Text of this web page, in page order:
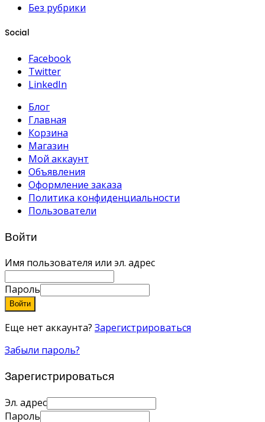
Без рубрики
Social
Facebook
Twitter
LinkedIn
Блог
Главная
Корзина
Магазин
Мой аккаунт
Объявления
Оформление заказа
Политика конфиденциальности
Пользователи
Войти
Имя пользователя или эл. адрес
Пароль
Войти
Еще нет аккаунта? Зарегистрироваться
Забыли пароль?
Зарегистрироваться
Эл. адрес
Пароль